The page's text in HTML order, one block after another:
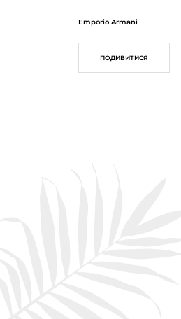
Emporio Armani
ПОДИВИТИСЯ